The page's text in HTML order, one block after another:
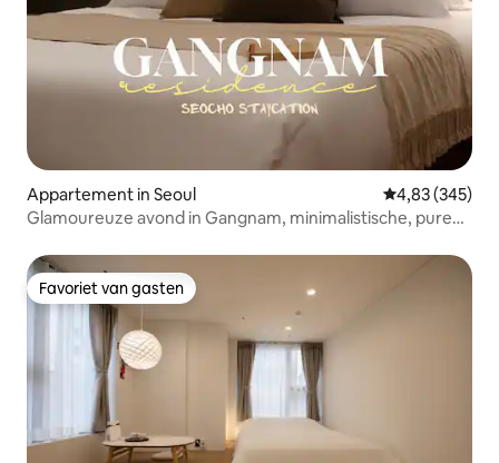
Appartement in Seoul Gemiddelde
4,83 (345)
Glamoureuze avond in Gangnam, minimalistische, pure
Favoriet van gasten
Favoriet van gasten